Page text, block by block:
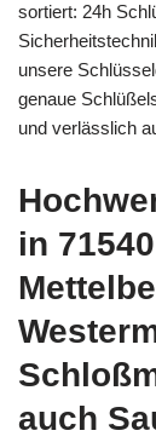
sortiert: 24h
unsere
genaue
und verlässlich
in
auch